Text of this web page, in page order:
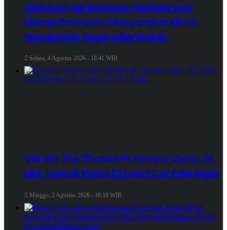
Jalinsum Sei Bamban–Sei Rampah
Memprihatinkan, Masyarakat Minta
Pemerintah Segera Bertindak.
Selasa, 4 Agustus 2026 - 18:41 WIB
Vokalis The Shadow H. Hendra Cipta, SE,
MM, Tampil Prima Di Event Car Free Night
Minggu, 2 Agustus 2026 - 18:10 WIB